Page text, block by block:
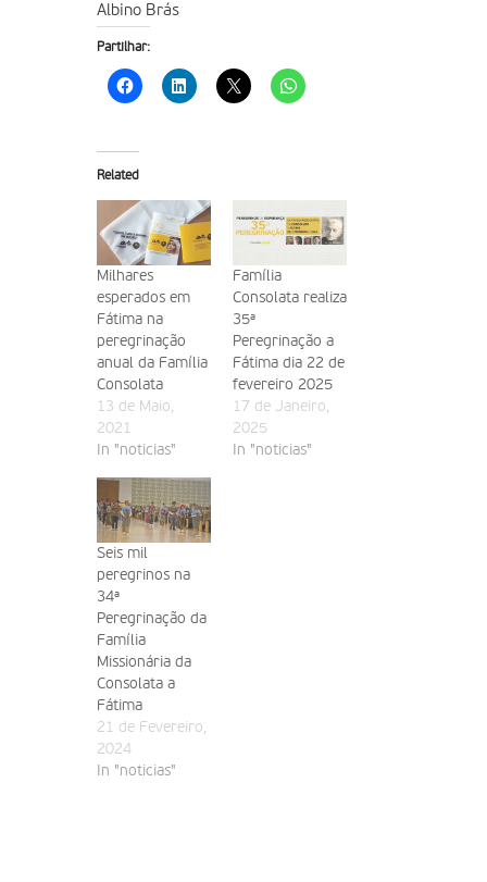
Albino Brás
Partilhar:
Related
Milhares
esperados em
Fátima na
peregrinação
anual da Família
Consolata
13 de Maio,
2021
In "noticias"
Família
Consolata realiza
35ª
Peregrinação a
Fátima dia 22 de
fevereiro 2025
17 de Janeiro,
2025
In "noticias"
Seis mil
peregrinos na
34ª
Peregrinação da
Família
Missionária da
Consolata a
Fátima
21 de Fevereiro,
2024
In "noticias"